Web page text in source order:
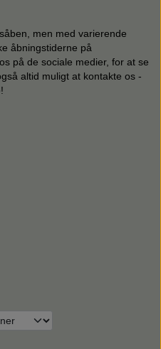
men med varierende
åbningstiderne på
på de sociale medier, for at se
altid muligt at kontakte os -